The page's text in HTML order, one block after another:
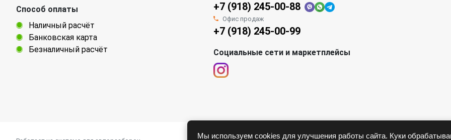
Способ оплаты
Наличный расчёт
Банковская карта
Безналичный расчёт
+7 (918) 245-00-88
Офис продаж
+7 (918) 245-00-99
Социальные сети и маркетплейсы
Мы используем cookies для улучшения работы сайта. Куки